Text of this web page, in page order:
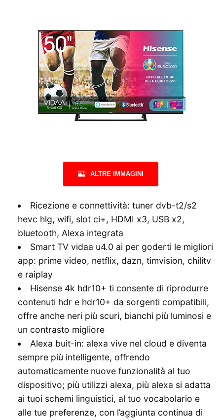
ALTRE IMMAGINI
Ricezione e connettività: tuner dvb-t2/s2
hevc hlg, wifi, slot ci+, HDMI x3, USB x2,
bluetooth, Alexa integrata
Smart TV vidaa u4.0 ai per goderti le migliori
app: prime video, netflix, dazn, timvision, chilitv
e raiplay
Hisense 4k hdr10+ ti consente di riprodurre
contenuti hdr e hdr10+ da sorgenti compatibili,
offre anche neri più scuri, bianchi più luminosi e
un contrasto migliore
Alexa buit-in: alexa vive nel cloud e diventa
sempre più intelligente, offrendo
automaticamente nuove funzionalità al tuo
dispositivo; più utilizzi alexa, più alexa si adatta
ai tuoi schemi linguistici, al tuo vocabolario e
alle tue preferenze, con l’aggiunta continua di